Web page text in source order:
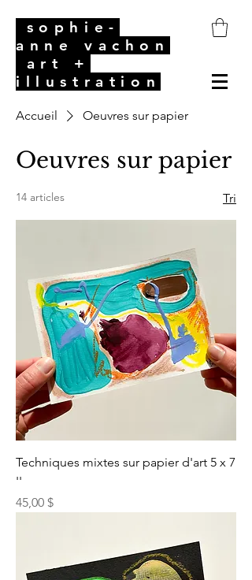
sophie-
anne vachon
art +
illustration
Accueil Oeuvres sur papier
Oeuvres sur papier
14 articles Tri
Techniques mixtes sur papier d'art 5 x 7
''
Prix
45,00 $